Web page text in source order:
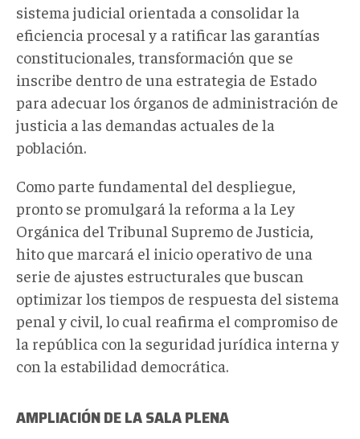
sistema judicial orientada a consolidar la
eficiencia procesal y a ratificar las garantías
constitucionales, transformación que se
inscribe dentro de una estrategia de Estado
para adecuar los órganos de administración de
justicia a las demandas actuales de la
población.
Como parte fundamental del despliegue,
pronto se promulgará la reforma a la Ley
Orgánica del Tribunal Supremo de Justicia,
hito que marcará el inicio operativo de una
serie de ajustes estructurales que buscan
optimizar los tiempos de respuesta del sistema
penal y civil, lo cual reafirma el compromiso de
la república con la seguridad jurídica interna y
con la estabilidad democrática.
AMPLIACIÓN DE LA SALA PLENA